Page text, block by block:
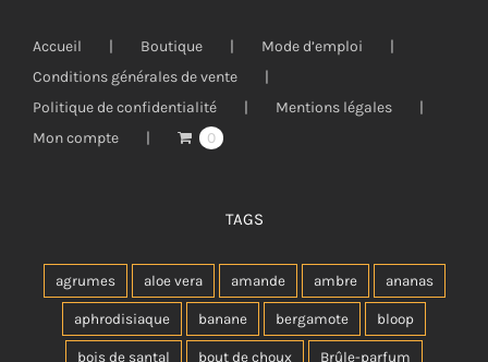
Accueil Boutique
Mode d’emploi
Conditions générales de vente
Politique de confidentialité
Mentions légales
Mon compte
0
TAGS
agrumes aloe vera amande ambre ananas
aphrodisiaque banane bergamote bloop
bois de santal bout de choux Brûle-parfum